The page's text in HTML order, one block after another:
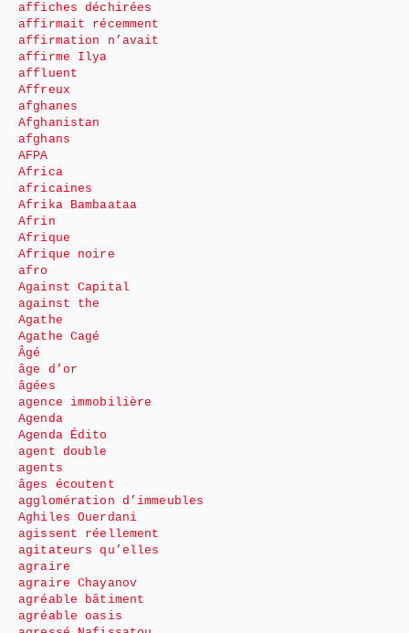
affiches déchirées
affirmait récemment
affirmation n’avait
affirme Ilya
affluent
Affreux
afghanes
Afghanistan
afghans
AFPA
Africa
africaines
Afrika Bambaataa
Afrin
Afrique
Afrique noire
afro
Against Capital
against the
Agathe
Agathe Cagé
Âgé
âge d’or
âgées
agence immobilière
Agenda
Agenda Édito
agent double
agents
âges écoutent
agglomération d’immeubles
Aghiles Ouerdani
agissent réellement
agitateurs qu’elles
agraire
agraire Chayanov
agréable bâtiment
agréable oasis